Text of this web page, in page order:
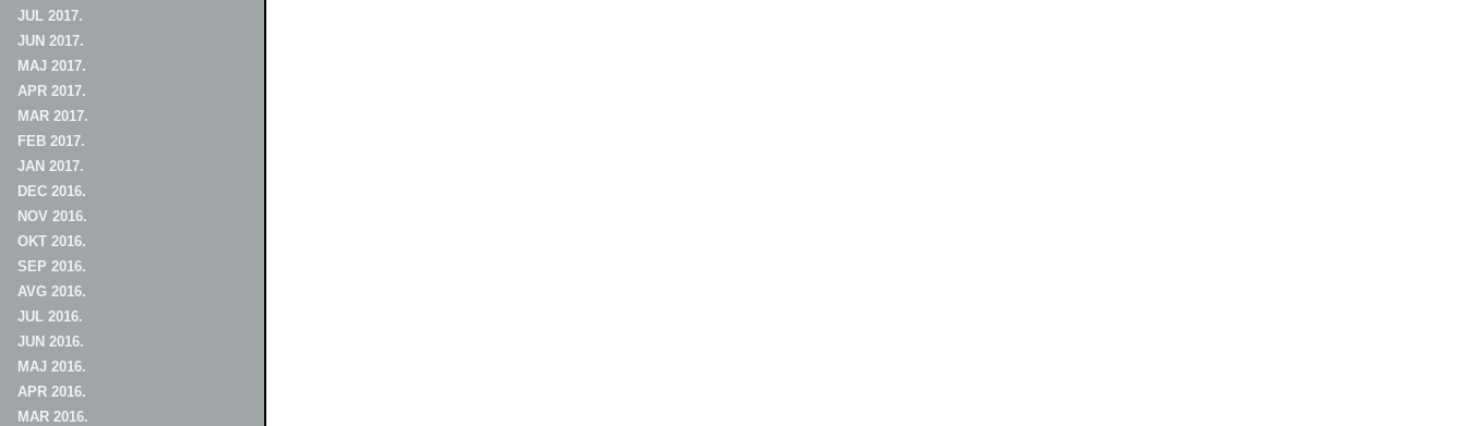
JUL 2017.
JUN 2017.
MAJ 2017.
APR 2017.
MAR 2017.
FEB 2017.
JAN 2017.
DEC 2016.
NOV 2016.
OKT 2016.
SEP 2016.
AVG 2016.
JUL 2016.
JUN 2016.
MAJ 2016.
APR 2016.
MAR 2016.